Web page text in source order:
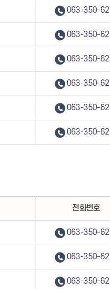
063-350-
063-350-
063-350-
063-350-
063-350-
063-350-
전화번호
063-350-
063-350-
063-350-